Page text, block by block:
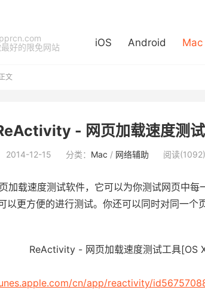
好的限免网站
iOS Android Mac
文
- 网页加载速度测
2014-12-15 分类： Mac / 网络辅助 阅读(1092)
加载速度测试软件，它可以为你测试网页中
以更方便的进行测试。你还可以同时对同一个
cn/app/reactivity/